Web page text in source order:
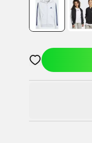
Åbner en Modal